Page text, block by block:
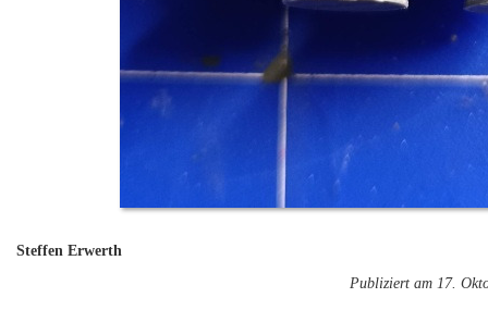
Steffen Erwerth
Publiziert am 17.